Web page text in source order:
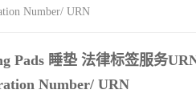
Number/ URN
Pads 睡垫 法律标签服务
Number/ URN